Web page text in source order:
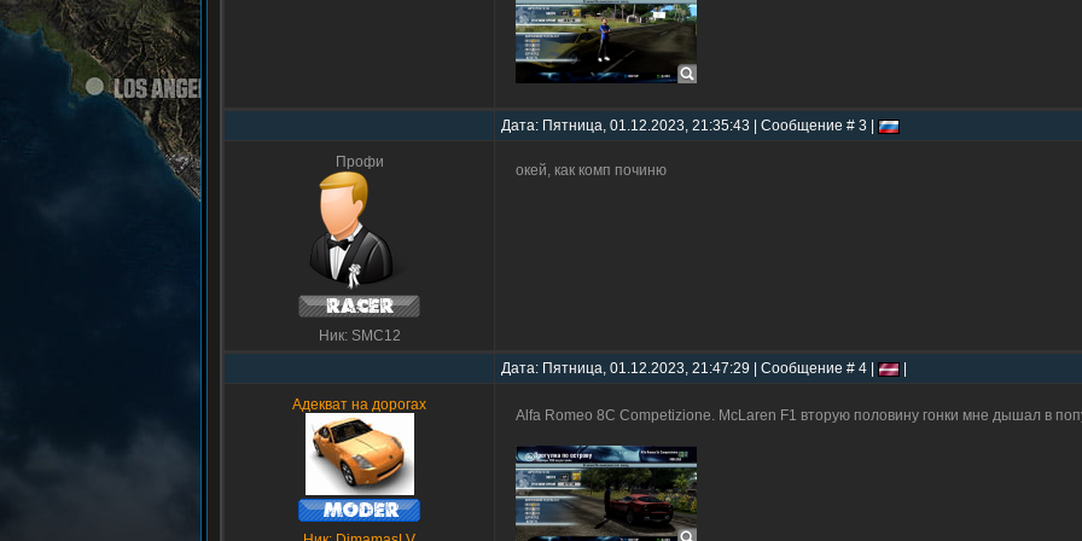
Дата: Пятница, 01.12.2023, 21:35:43 | Сообщение # 3 |
Профи
Ник: SMC12
окей, как комп починю
Дата: Пятница, 01.12.2023, 21:47:29 | Сообщение # 4 |
Адекват на дорогах
Alfa Romeo 8C Competizione. McLaren F1 вторую половину гонки мне дышал в